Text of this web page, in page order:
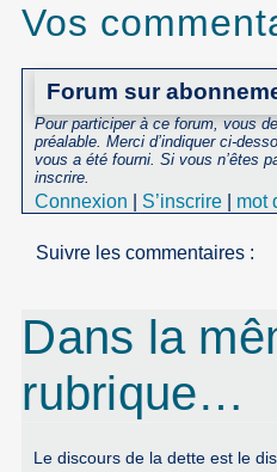
Vos
Forum sur
Pour participer à ce forum, vous
préalable. Merci d’indiquer ci-
vous a été fourni. Si vous n’êtes
inscrire.
Connexion S’inscrire mot
Suivre les commentaires :
Dans la
rubrique…
Le discours de la dette est le